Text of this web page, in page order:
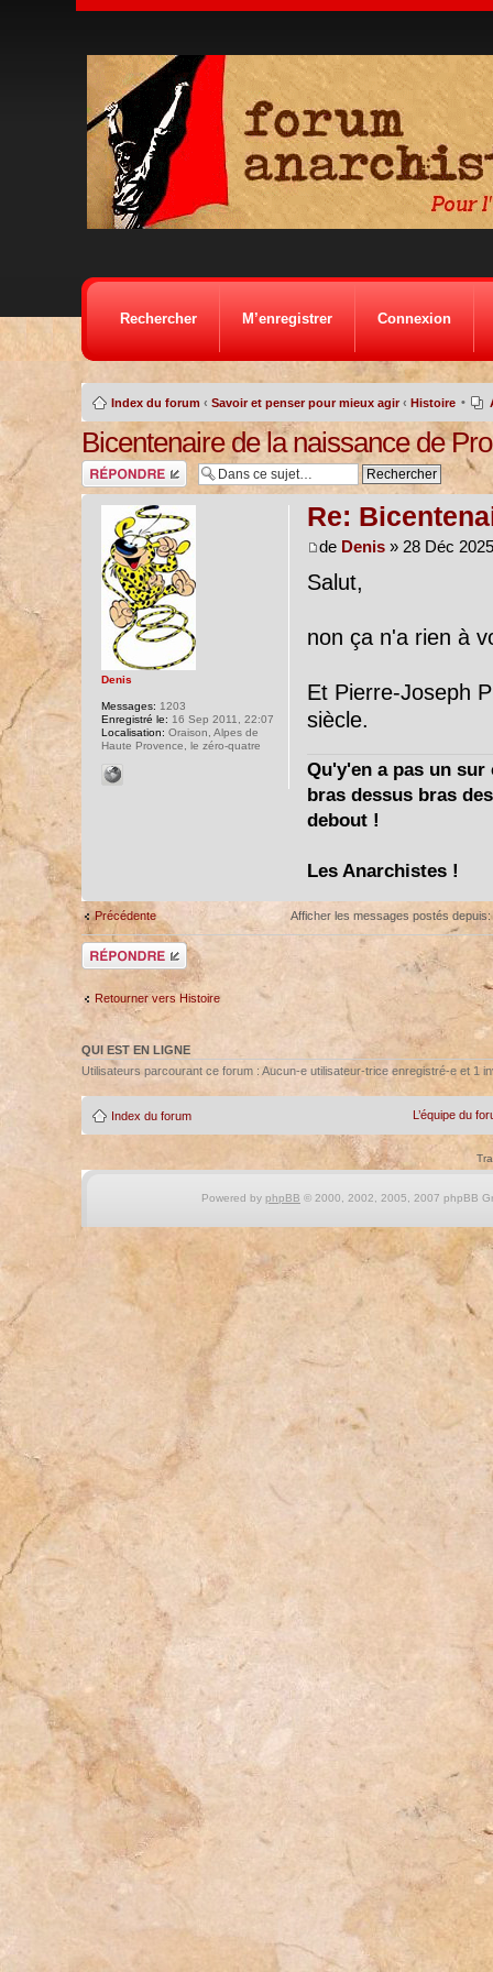
Rechercher M’enregistrer Connexion
Index du forum ‹ Savoir et penser pour mieux agir ‹ Histoire •
Bicentenaire de la naissance de
Répondre
Re:
de Denis» 28 Déc
Salut,
non ça n'a rien à
Et Pierre-Joseph
siècle.
Qu'y'en a pas un
bras dessus bras
debout !
Les Anarchistes !
Denis
Messages: 1203
Enregistré le: 16 Sep 2011, 22:07
Localisation: Oraison, Alpes de
Haute Provence, le zéro-quatre
Précédente Afficher les messages postés depuis:
Répondre
Retourner vers Histoire
QUI EST EN LIGNE
Utilisateurs parcourant ce forum : Aucun-e utilisateur-trice enregistré-e et 1
Index du forum L’équipe du
Powered by phpBB © 2000, 2002, 2005, 2007 phpBB